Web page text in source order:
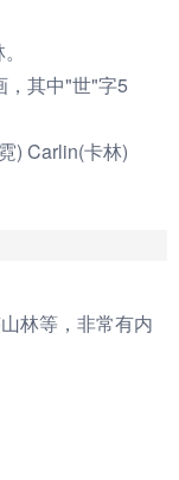
，其中"世"字5
) Carlin(卡林)
林等，非常有内